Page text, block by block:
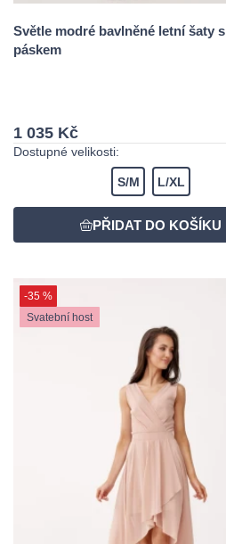
Světle modré bavlněné letní šaty s
páskem
1 035 Kč
Dostupné velikosti:
S/M L/XL
-35 %
Svatební host